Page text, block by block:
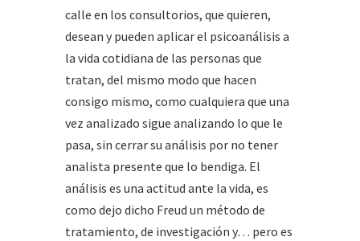
calle en los consultorios, que quieren,
desean y pueden aplicar el psicoanálisis a
la vida cotidiana de las personas que
tratan, del mismo modo que hacen
consigo mismo, como cualquiera que una
vez analizado sigue analizando lo que le
pasa, sin cerrar su análisis por no tener
analista presente que lo bendiga. El
análisis es una actitud ante la vida, es
como dejo dicho Freud un método de
tratamiento, de investigación y… pero es